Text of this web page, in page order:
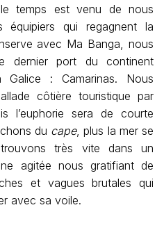
temps est venu de nous
qui regagnent la
avec Ma Banga, nous
dernier port du continent
: Camarinas. Nous
côtière touristique par
l’euphorie sera de courte
du cape, plus la mer se
très vite dans un
agitée nous gratifiant de
et vagues brutales qui
avec sa voile.